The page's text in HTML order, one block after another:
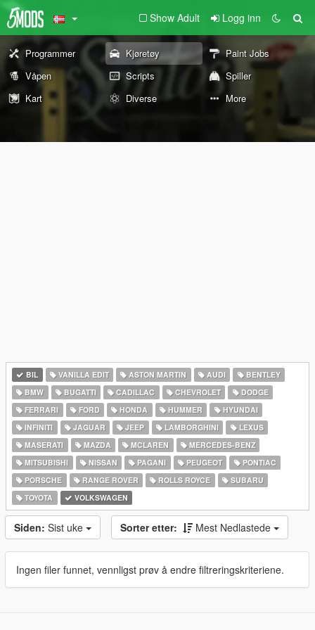
Show Adult Logg inn
Programmer Kjøretøy
Paint Jobs
Våpen
Scripts
Spiller
Kart
Diverse More
BIL VANILLA EDIT ASTON MARTIN AUDI
BENTLEY
BMW
BUGATTI CADILLAC CHEVROLET
DODGE
FERRARI
FORD HONDA HUMMER
HYUNDAI
INFINITI
JAGUAR JEEP LAMBORGHINI
LEXUS
MASERATI
MAZDA MCLAREN
MERCEDES-BENZ
MITSUBISHI
NISSAN PAGANI PEUGEOT
PONTIAC
PORSCHE
RANGE ROVER ROLLS ROYCE
SUBARU
TOYOTA
VOLKSWAGEN
Siden: Sist uke Sorter etter: Mest Nedlastede
Ingen filer funnet, vennligst prøv å endre filtreringskriteriene.